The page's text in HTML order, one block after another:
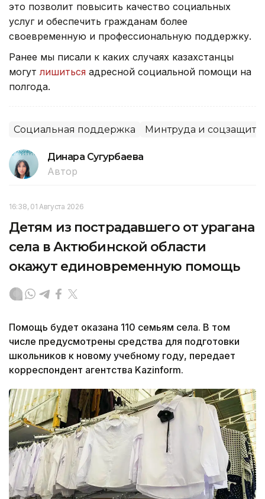
это позволит повысить качество социальных
услуг и обеспечить гражданам более
своевременную и профессиональную поддержку.
Ранее мы писали к каких случаях казахстанцы
могутлишиться адресной социальной помощи на
полгода.
Социальная поддержка Минтруда и
Динара Сугурбаева
Автор
16:38, 01 Августа 2026
Детям из пострадавшего от урагана
села в Актюбинской области
окажут единовременную помощь
Помощь будет оказана 110 семьям села. В том
числе предусмотрены средства для подготовки
школьников к новому учебному году, передает
корреспондент агентства Kazinform.